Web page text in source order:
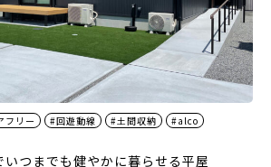
フリー #回遊動線 #土間収納
#alco
つまでも健やかに暮らせる平屋